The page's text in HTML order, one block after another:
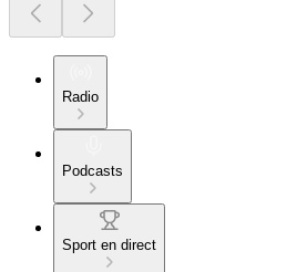
Radio
Podcasts
Sport en direct